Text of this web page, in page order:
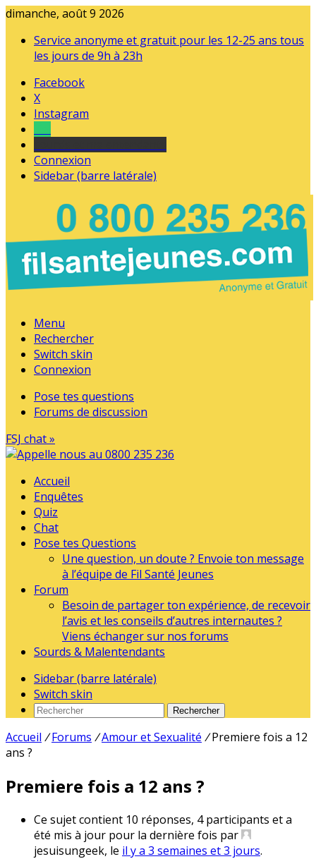
dimanche, août 9 2026
Service anonyme et gratuit pour les 12-25 ans tous
les jours de 9h à 23h
Facebook
X
Instagram
Connexion
Sidebar (barre latérale)
Menu
Rechercher
Switch skin
Connexion
Pose tes questions
Forums de discussion
FSJ chat »
Accueil
Enquêtes
Quiz
Chat
Pose tes Questions
Une question, un doute ? Envoie ton message
à l’équipe de Fil Santé Jeunes
Forum
Besoin de partager ton expérience, de recevoir
l’avis et les conseils d’autres internautes ?
Viens échanger sur nos forums
Sourds & Malentendants
Sidebar (barre latérale)
Switch skin
Rechercher
Accueil / Forums /Amour et Sexualité / Premiere fois a 12
ans ?
Premiere fois a 12 ans ?
Ce sujet contient 10 réponses, 4 participants et a
été mis à jour pour la dernière fois par
jesuisungeek, le il y a 3 semaines et 3 jours.